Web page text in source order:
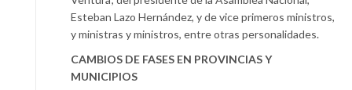
Esteban Lazo Hernández, y de vice primeros ministros,
y ministras y ministros, entre otras personalidades.
CAMBIOS DE FASES EN PROVINCIAS Y
MUNICIPIOS